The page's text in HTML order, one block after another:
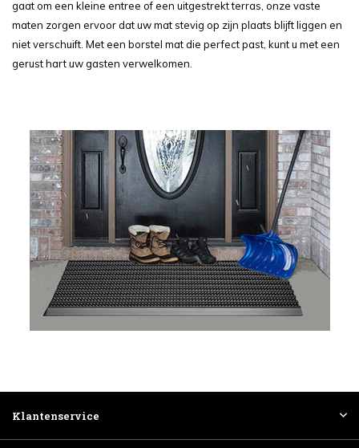
gaat om een kleine entree of een uitgestrekt terras, onze vaste
maten zorgen ervoor dat uw mat stevig op zijn plaats blijft liggen en
niet verschuift. Met een borstel mat die perfect past, kunt u met een
gerust hart uw gasten verwelkomen.
Klantenservice